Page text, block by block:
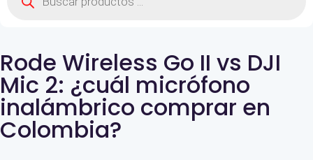
Rode Wireless Go II vs DJI
Mic 2: ¿cuál micrófono
inalámbrico comprar en
Colombia?